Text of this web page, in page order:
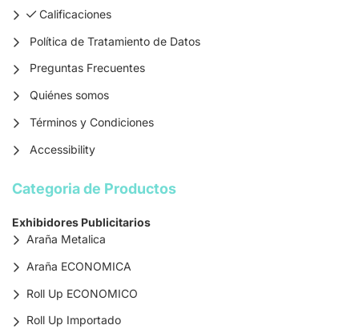
Calificaciones
Calificaciones
Política de Tratamiento de Datos
Preguntas Frecuentes
Quiénes somos
Términos y Condiciones
Accessibility
Categoria de Productos
Exhibidores Publicitarios
Araña Metalica
Araña ECONOMICA
Roll Up ECONOMICO
Roll Up Importado